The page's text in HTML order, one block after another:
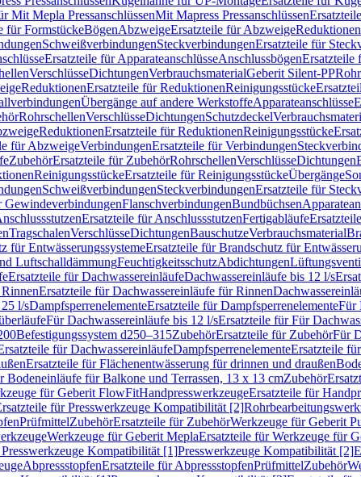
Mit Mepla PressanschlüssenMit Mapress Pressanschlüssen
für FormstückeBögenAbzweigeErsatzteile für AbzweigeReduktionen
SchweißverbindungenSteckverbindungenErsatzteile für
Ersatzteile für ApparateanschlüsseAnschlussbögenErsatzteile
VerschlüsseDichtungenVerbrauchsmaterialGeberit Silent-PP
ReduktionenErsatzteile für ReduktionenReinigungsstücke
Übergänge auf andere WerkstoffeApparateanschlüsse
RohrschellenVerschlüsseDichtungenSchutzdeckel
ReduktionenErsatzteile für ReduktionenReinigungsstücke
für AbzweigeVerbindungenErsatzteile für Verbindungen
ZubehörErsatzteile für ZubehörRohrschellenVerschlüsseDichtungen
ReinigungsstückeErsatzteile für ReinigungsstückeÜbergänge
SchweißverbindungenSteckverbindungenErsatzteile für
GewindeverbindungenFlanschverbindungenBundbüchsen
Ersatzteile für AnschlussstutzenFertigabläufe
TragschalenVerschlüsseDichtungenBauschutzeVerbrauchsmaterial
für EntwässerungssystemeErsatzteile für Brandschutz für
LuftschalldämmungFeuchtigkeitsschutzAbdichtungen
Ersatzteile für DachwassereinläufeDachwassereinläufe bis 12 l/s
Ersatzteile für Dachwassereinläufe für Rinnen
l/sDampfsperrenelementeErsatzteile für DampfsperrenelementeFür
Für Dachwassereinläufe bis 12 l/sErsatzteile für Für
Befestigungssystem d250–315ZubehörErsatzteile für ZubehörFür
für DachwassereinläufeDampfsperrenelementeErsatzteile
Ersatzteile für Flächenentwässerung für drinnen und draußen
Bodeneinläufe für Balkone und Terrassen, 13 x 13 cmZubehör
für Geberit FlowFitHandpresswerkzeugeErsatzteile für
für Presswerkzeuge Kompatibilität [2]
PrüfmittelZubehörErsatzteile für ZubehörWerkzeuge für Geberit
Werkzeuge für Geberit MeplaErsatzteile für Werkzeuge für
Kompatibilität [1]Presswerkzeuge Kompatibilität [2]
AbpressstopfenErsatzteile für AbpressstopfenPrüfmittelZubehör